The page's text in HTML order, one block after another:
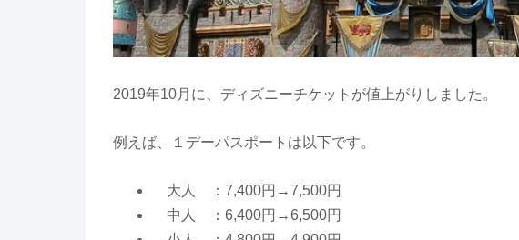
2019年10月に、ディズニーチケットが値上がりしました。
例えば、１デーパスポートは以下です。
大人 ：7,400円→7,500円
中人 ：6,400円→6,500円